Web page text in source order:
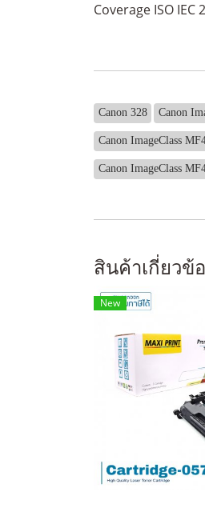
Coverage ISO IEC
Canon 328 Canon
Canon ImageClass
Canon ImageClass
สินค้าเกี่ยวข้
New